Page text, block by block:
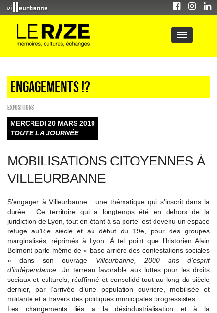
Engagements !?
EXPOSITIONS
MERCREDI 20 MARS 2019
TOUTE LA JOURNÉE
MOBILISATIONS CITOYENNES À
VILLEURBANNE
S’engager à Villeurbanne : une thématique qui s’inscrit dans la
durée ! Ce territoire qui a longtemps été en dehors de la
juridiction de Lyon, tout en étant à sa porte, est devenu un espace
refuge au18e siècle et au début du 19e, pour des groupes
marginalisés, réprimés à Lyon. À tel point que l’historien Alain
Belmont parle même de « base arrière des contestations sociales
» dans son ouvrage Villeurbanne, 2000 ans d’esprit
d’indépendance . Un terreau favorable aux luttes pour les droits
sociaux et culturels, réaffirmé et consolidé tout au long du siècle
dernier, par l’arrivée d’une population ouvrière, mobilisée et
militante et à travers des politiques municipales progressistes.
Les changements liés à la désindustrialisation et à la